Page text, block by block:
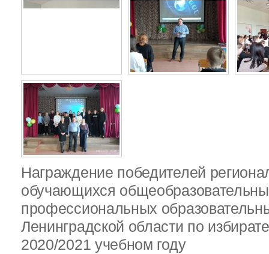
Награждение победителей
обучающихся
профессиональных
Ленинградской области по
2020/2021 учебном году